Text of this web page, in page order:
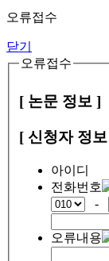
오류접수
닫기
오류접수
[ 논문 정보 ]
[ 신청자 정
아이디
전화번호
-
오류내용